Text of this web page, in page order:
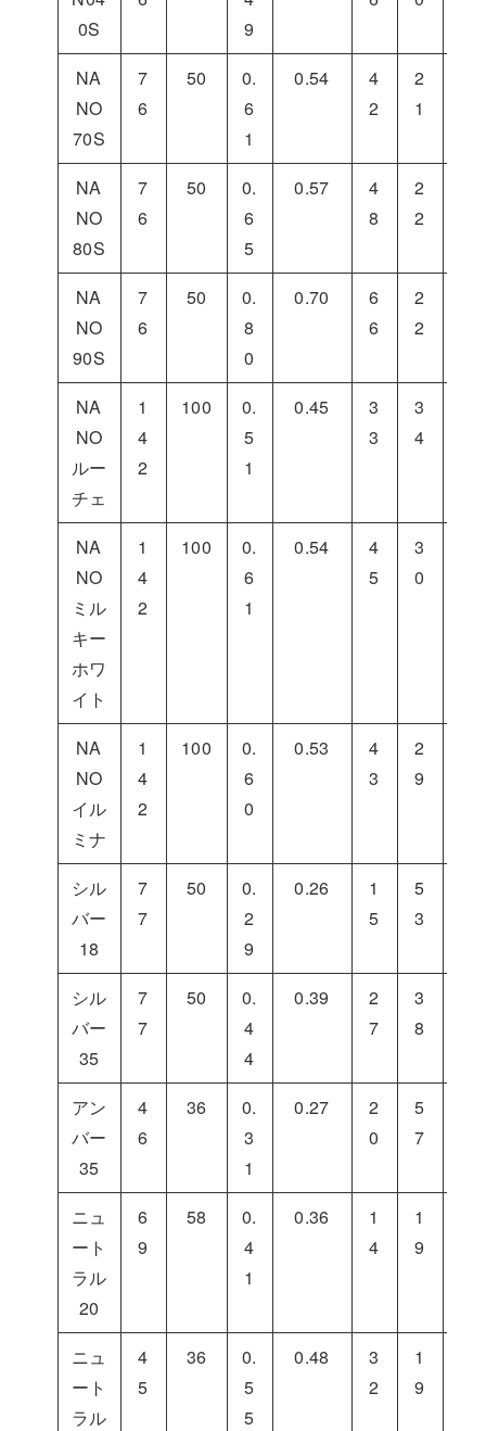
0S
9
NA
NO
70S
7
6
50
0.
6
1
0.54
4
2
2
1
NA
NO
80S
7
6
50
0.
6
5
0.57
4
8
2
2
NA
NO
90S
7
6
50
0.
8
0
0.70
6
6
2
2
NA
NO
ルー
チェ
1
4
2
100
0.
5
1
0.45
3
3
3
4
NA
NO
ミル
キー
ホワ
イト
1
4
2
100
0.
6
1
0.54
4
5
3
0
NA
NO
イル
ミナ
1
4
2
100
0.
6
0
0.53
4
3
2
9
シル
バー
18
7
7
50
0.
2
9
0.26
1
5
5
3
シル
バー
35
7
7
50
0.
4
4
0.39
2
7
3
8
アン
バー
35
4
6
36
0.
3
1
0.27
2
0
5
7
ニュ
ート
ラル
20
6
9
58
0.
4
1
0.36
1
4
1
9
ニュ
ート
ラル
4
5
36
0.
5
5
0.48
3
2
1
9